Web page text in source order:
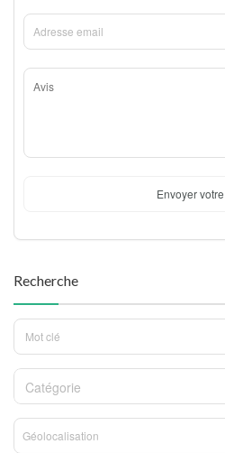
Envoyer
Recherche
Catégorie